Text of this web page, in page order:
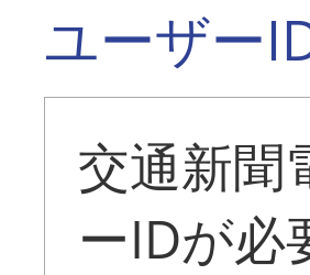
ユーザー
交通新聞
ーIDが必